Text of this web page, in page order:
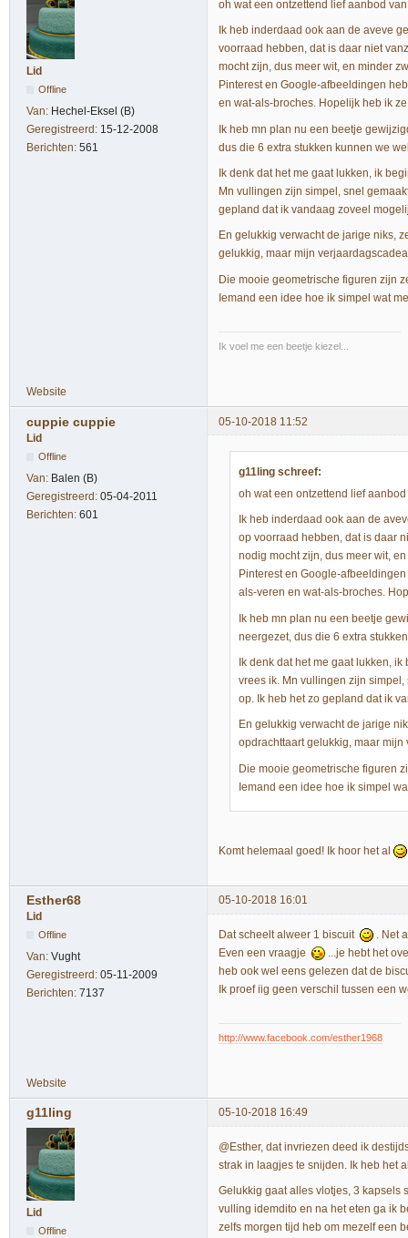
Lid
Offline
Van: Hechel-Eksel (B)
Geregistreerd: 15-12-2008
Berichten: 561
oh wat een ontzettend lief aanbod
Ik heb inderdaad ook aan de aveve
voorraad hebben, dat is daar niet
mocht zijn, dus meer wit, en minder
Pinterest en Google-afbeeldingen
en wat-als-broches. Hopelijk heb ik
Ik heb mn plan nu een beetje
dus die 6 extra stukken kunnen we
Ik denk dat het me gaat lukken, ik
Mn vullingen zijn simpel, snel
gepland dat ik vandaag zoveel
En gelukkig verwacht de jarige niks,
gelukkig, maar mijn
Die mooie geometrische figuren zijn
Iemand een idee hoe ik simpel wat
Ik voel me een beetje kiezel...
Website
cuppie cuppie
05-10-2018 11:52
Lid
Offline
Van: Balen (B)
Geregistreerd: 05-04-2011
Berichten: 601
g11ling schreef:
oh wat een ontzettend lief
Ik heb inderdaad ook aan de
op voorraad hebben, dat is daar
nodig mocht zijn, dus meer wit,
Pinterest en Google-
als-veren en wat-als-broches.
Ik heb mn plan nu een beetje
neergezet, dus die 6 extra
Ik denk dat het me gaat lukken,
vrees ik. Mn vullingen zijn
op. Ik heb het zo gepland dat ik
En gelukkig verwacht de jarige
opdrachttaart gelukkig, maar
Die mooie geometrische figuren
Iemand een idee hoe ik simpel
Komt helemaal goed! Ik hoor het al
Esther68
05-10-2018 16:01
Lid
Offline
Van: Vught
Geregistreerd: 05-11-2009
Berichten: 7137
Dat scheelt alweer 1 biscuit
. Net
Even een vraagje
...je hebt het
heb ook wel eens gelezen dat de
Ik proef iig geen verschil tussen een
http://www.facebook.com/esther1968
Website
g11ling 05-10-2018 16:49
Lid
Offline
@Esther, dat invriezen deed ik
strak in laagjes te snijden. Ik heb het
Gelukkig gaat alles vlotjes, 3 kapsels
vulling idemdito en na het eten ga ik
zelfs morgen tijd heb om mezelf een